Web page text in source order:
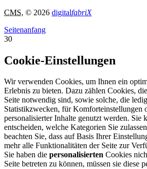
CMS, © 2026 digitalfabriX
Seitenanfang
30
Cookie-Einstellungen
Wir verwenden Cookies, um Ihnen ein
Erlebnis zu bieten. Dazu zählen Cookies,
Seite notwendig sind, sowie solche, die
Statistikzwecken, für Komforteinstellungen
personalisierter Inhalte genutzt werden. Sie
entscheiden, welche Kategorien Sie
beachten Sie, dass auf Basis Ihrer
mehr alle Funktionalitäten der Seite zur
Sie haben die personalisierten Cookies
Seite betreten zu können, müssen sie diese